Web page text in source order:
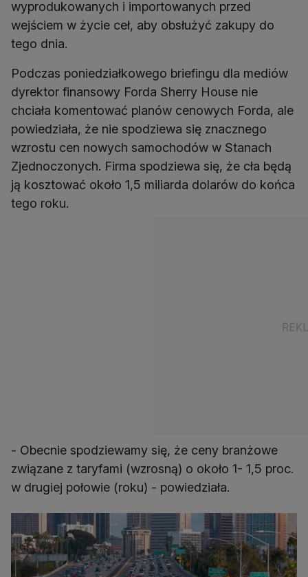
wyprodukowanych i importowanych przed
wejściem w życie ceł, aby obsłużyć zakupy do
tego dnia.
Podczas poniedziałkowego briefingu dla mediów
dyrektor finansowy Forda Sherry House nie
chciała komentować planów cenowych Forda, ale
powiedziała, że nie spodziewa się znacznego
wzrostu cen nowych samochodów w Stanach
Zjednoczonych. Firma spodziewa się, że cła będą
ją kosztować około 1,5 miliarda dolarów do końca
tego roku.
- Obecnie spodziewamy się, że ceny branżowe
związane z taryfami (wzrosną) o około 1- 1,5 proc.
w drugiej połowie (roku) - powiedziała.